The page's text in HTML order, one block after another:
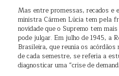
Mas entre promessas, recados e
ministra Cármen Lúcia tem pela
novidade que o Supremo tem
pode julgar. Em julho de 1945, a
Brasileira, que reunia os
de cada semestre, se referia a
diagnosticar uma “crise de